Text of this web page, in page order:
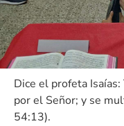
Dice el profeta
por el Señor; y se
54:13).